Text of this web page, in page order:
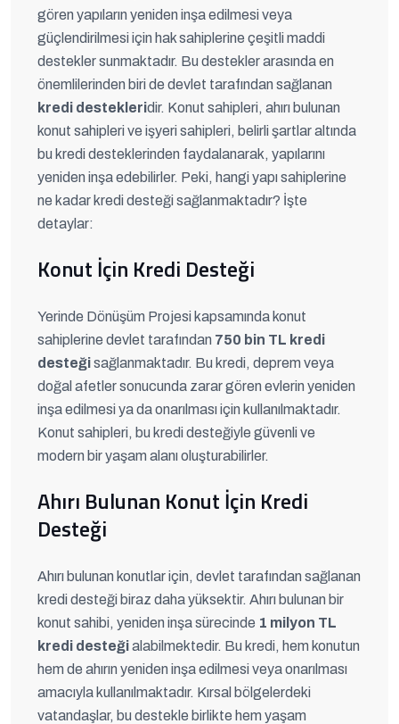
gören yapıların yeniden inşa edilmesi veya
güçlendirilmesi için hak sahiplerine çeşitli maddi
destekler sunmaktadır. Bu destekler arasında en
önemlilerinden biri de devlet tarafından sağlanan
kredi destekleridir. Konut sahipleri, ahırı bulunan
konut sahipleri ve işyeri sahipleri, belirli şartlar altında
bu kredi desteklerinden faydalanarak, yapılarını
yeniden inşa edebilirler. Peki, hangi yapı sahiplerine
ne kadar kredi desteği sağlanmaktadır? İşte
detaylar:
Konut İçin Kredi Desteği
Yerinde Dönüşüm Projesi kapsamında konut
sahiplerine devlet tarafından 750 bin TL kredi
desteğisağlanmaktadır. Bu kredi, deprem veya
doğal afetler sonucunda zarar gören evlerin yeniden
inşa edilmesi ya da onarılması için kullanılmaktadır.
Konut sahipleri, bu kredi desteğiyle güvenli ve
modern bir yaşam alanı oluşturabilirler.
Ahırı Bulunan Konut İçin Kredi
Desteği
Ahırı bulunan konutlar için, devlet tarafından sağlanan
kredi desteği biraz daha yüksektir. Ahırı bulunan bir
konut sahibi, yeniden inşa sürecinde 1 milyon TL
kredi desteğialabilmektedir. Bu kredi, hem konutun
hem de ahırın yeniden inşa edilmesi veya onarılması
amacıyla kullanılmaktadır. Kırsal bölgelerdeki
vatandaşlar, bu destekle birlikte hem yaşam